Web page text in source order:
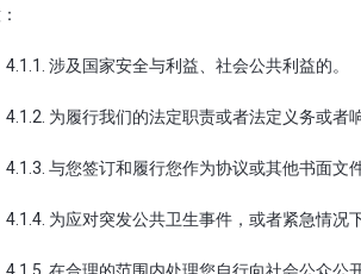
4.1.1. 涉及国家安全与利益、社会公共利益的。
4.1.2. 为履行我们的法定职责或者法定义务或者
4.1.3. 与您签订和履行您作为协议或其他书面文
4.1.4. 为应对突发公共卫生事件，或者紧急情况